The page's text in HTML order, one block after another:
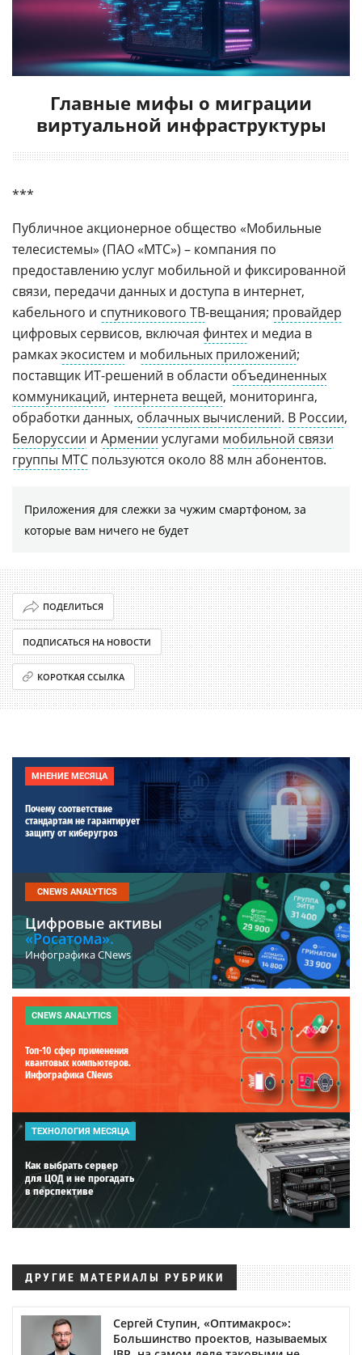
Главные мифы о миграции
виртуальной инфраструктуры
***
Публичное акционерное общество «Мобильные
телесистемы» (ПАО «МТС») – компания по
предоставлению услуг мобильной и фиксированной
связи, передачи данных и доступа в интернет,
кабельного и спутникового ТВ-вещания; провайдер
цифровых сервисов, включая финтех и медиа в
рамкахэкосистем и мобильных приложений;
поставщик ИТ-решений в области объединенных
коммуникаций, интернета вещей, мониторинга,
обработки данных, облачных вычислений. В России,
Белоруссии и Армении услугами мобильной связи
группы МТС пользуются около 88 млн абонентов.
Приложения для слежки за чужим смартфоном, за
которые вам ничего не будет
ПОДЕЛИТЬСЯ
ПОДПИСАТЬСЯ НА НОВОСТИ
КОРОТКАЯ ССЫЛКА
МНЕНИЕ МЕСЯЦА
Почему соответствие
стандартам не гарантирует
защиту от киберугроз
CNEWS ANALYTICS
Цифровые активы
«Росатома».
Инфографика CNews
CNEWS ANALYTICS
Топ-10 сфер применения
квантовых компьютеров.
Инфографика CNews
ТЕХНОЛОГИЯ МЕСЯЦА
Как выбрать сервер
для ЦОД и не прогадать
в перспективе
ДРУГИЕ МАТЕРИАЛЫ РУБРИКИ
Сергей Ступин, «Оптимакрос»:
Большинство проектов, называемых